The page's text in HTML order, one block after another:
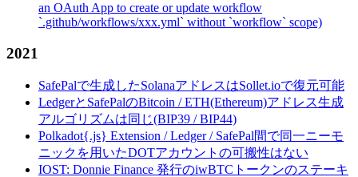
an OAuth App to create or update workflow
`.github/workflows/xxx.yml` without `workflow` scope)
2021
SafePalで生成したSolanaアドレスはSollet.ioで復元可能
LedgerとSafePalのBitcoin / ETH(Ethereum)アドレス生成
アルゴリズムは同じ(BIP39 / BIP44)
Polkadot{.js} Extension / Ledger / SafePal間で同一ニーモ
ニックを用いたDOTアカウントの可搬性はない
IOST: Donnie Finance 発行のiwBTCトークンのステーキ